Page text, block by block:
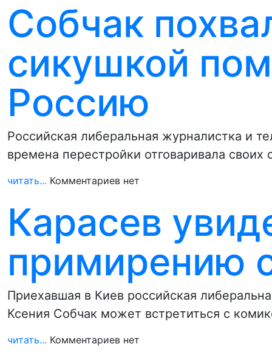
Собчак
сикушкой
Россию
Российская либеральная журналистка и
времена перестройки отговаривала
читать... Комментариев нет
Карасев
примирению
Приехавшая в Киев российская
Ксения Собчак может встретиться с
читать... Комментариев нет